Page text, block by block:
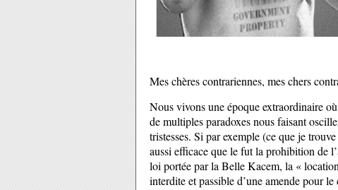
Mes chères contrariennes, mes chers
Nous vivons une époque extraordinaire
de multiples paradoxes nous faisant
tristesses. Si par exemple (ce que je
aussi efficace que le fut la prohibition de
loi portée par la Belle Kacem, la «
interdite et passible d’une amende pour